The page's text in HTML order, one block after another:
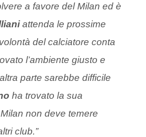
a favore del Milan ed è
attenda le prossime
del calciatore conta
l’ambiente giusto e
parte sarebbe difficile
ha trovato la sua
non deve temere
club.”